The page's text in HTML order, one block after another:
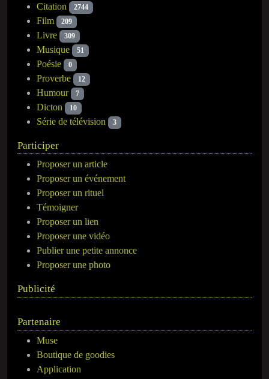
Citation 2744
Film 209
Livre 309
Musique 51
Poésie 0
Proverbe 12
Humour 7
Dicton 10
Série de télévision 3
Participer
Proposer un article
Proposer un événement
Proposer un rituel
Témoigner
Proposer un lien
Proposer une vidéo
Publier une petite annonce
Proposer une photo
Publicité
Partenaire
Muse
Boutique de goodies
Application